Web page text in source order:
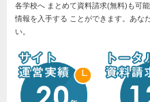
各学校へ まとめて資料請求(無料)も可
情報を入手する ことができます。あな
い。